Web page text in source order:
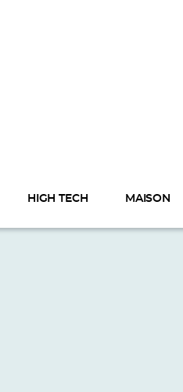
HIGH TECH MAISON